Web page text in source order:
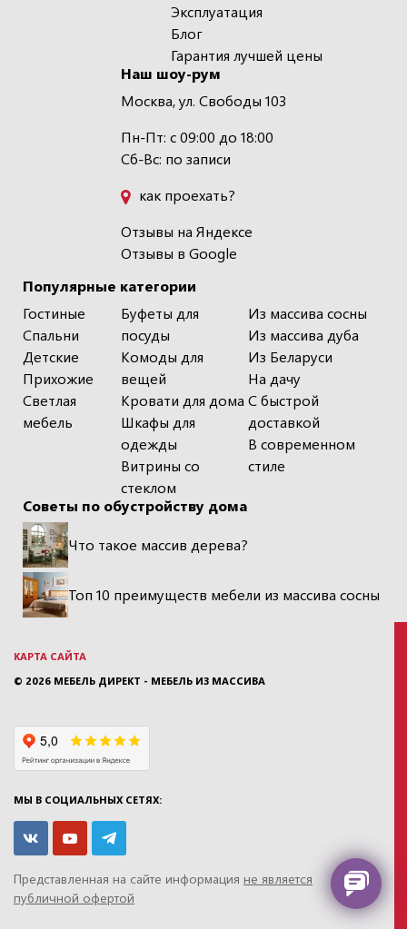
Популярные категории
Гостиные
Спальни
Детские
Прихожие
Светлая
мебель
Буфеты для
посуды
Комоды для
вещей
Кровати для дома
Шкафы для
одежды
Витрины со
стеклом
Из массива сосны
Из массива дуба
Из Беларуси
На дачу
С быстрой
доставкой
В современном
стиле
Эксплуатация
Блог
Гарантия лучшей цены
Наш шоу-рум
Москва, ул. Свободы 103
Пн-Пт: с 09:00 до 18:00
Сб-Вс: по записи
как проехать?
Отзывы на Яндексе
Отзывы в Google
Советы по обустройству дома
Что такое массив дерева?
Топ 10 преимуществ мебели из массива сосны
КАРТА САЙТА
© 2026 МЕБЕЛЬ ДИРЕКТ - МЕБЕЛЬ ИЗ МАССИВА
МЫ В СОЦИАЛЬНЫХ СЕТЯХ:
Представленная на сайте информация не является
публичной офертой